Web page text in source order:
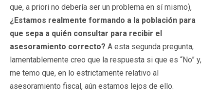
que, a priori no debería ser un problema en sí mismo),
¿Estamos realmente formando a la población para
que sepa a quién consultar para recibir el
asesoramiento correcto? A esta segunda pregunta,
lamentablemente creo que la respuesta si que es “No” y,
me temo que, en lo estrictamente relativo al
asesoramiento fiscal, aún estamos lejos de ello.